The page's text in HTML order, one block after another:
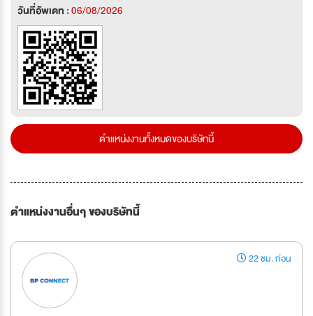
วันที่อัพเดท :06/08/2026
ตำแหน่งงานทั้งหมดของบริษัทนี้
ตำแหน่งงานอื่นๆ ของบริษัทนี้
22 ชม. ก่อน